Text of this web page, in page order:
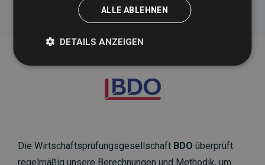
Die Wirtschaftsprüfungsgesellschaft BDO überprüft
regelmäßig unsere Berechnungen und Methodik, um
ALLE ABLEHNEN
DETAILS ANZEIGEN